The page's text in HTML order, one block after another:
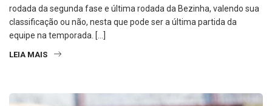
rodada da segunda fase e última rodada da Bezinha, valendo sua
classificação ou não, nesta que pode ser a última partida da
equipe na temporada. […]
LEIA MAIS